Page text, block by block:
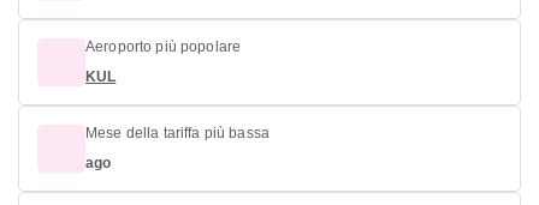
Aeroporto più popolare
KUL
Mese della tariffa più bassa
ago